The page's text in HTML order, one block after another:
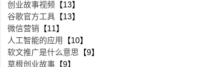
创业故事视频 【13】
谷歌官方工具 【13】
微信营销 【11】
人工智能的应用
【10】
软文推广是什么意思 【9】
草根创业故事 【9】